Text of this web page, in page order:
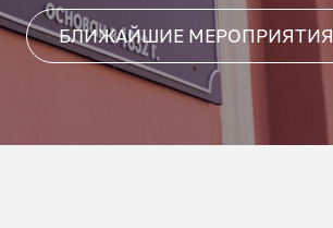
БЛИЖАЙШИЕ МЕРОПРИЯТИЯ